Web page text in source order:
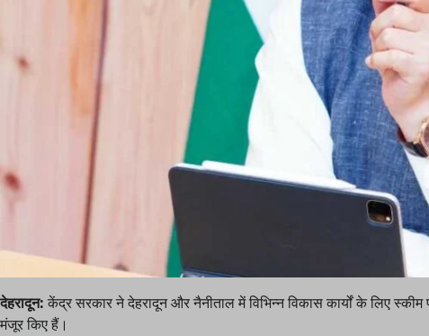
देहरादून: केंद्र सरकार ने देहरादून और नैनीताल में विभिन्न विकास कार्यों के लिए
मंजूर किए हैं।